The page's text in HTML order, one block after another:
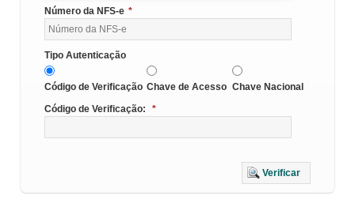
Número da NFS-e *
Tipo Autenticação
Código de Verificação Chave de Acesso Chave Nacional
Código de Verificação:
*
Verificar